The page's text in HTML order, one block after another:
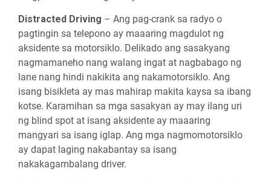
Distracted Driving – Ang pag-crank sa radyo o
pagtingin sa telepono ay maaaring magdulot ng
aksidente sa motorsiklo. Delikado ang sasakyang
nagmamaneho nang walang ingat at nagbabago ng
lane nang hindi nakikita ang nakamotorsiklo. Ang
isang bisikleta ay mas mahirap makita kaysa sa ibang
kotse. Karamihan sa mga sasakyan ay may ilang uri
ng blind spot at isang aksidente ay maaaring
mangyari sa isang iglap. Ang mga nagmomotorsiklo
ay dapat laging nakabantay sa isang
nakakagambalang driver.